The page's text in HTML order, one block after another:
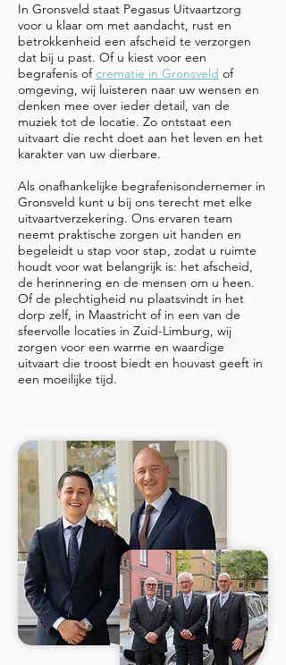
In Gronsveld staat Pegasus Uitvaartzorg
voor u klaar om met aandacht, rust en
betrokkenheid een afscheid te verzorgen
dat bij u past. Of u kiest voor een
begrafenis of crematie in Gronsveld of
omgeving, wij luisteren naar uw wensen en
denken mee over ieder detail, van de
muziek tot de locatie. Zo ontstaat een
uitvaart die recht doet aan het leven en het
karakter van uw dierbare.
Als onafhankelijke begrafenisondernemer in
Gronsveld kunt u bij ons terecht met elke
uitvaartverzekering. Ons ervaren team
neemt praktische zorgen uit handen en
begeleidt u stap voor stap, zodat u ruimte
houdt voor wat belangrijk is: het afscheid,
de herinnering en de mensen om u heen.
Of de plechtigheid nu plaatsvindt in het
dorp zelf, in Maastricht of in een van de
sfeervolle locaties in Zuid-Limburg, wij
zorgen voor een warme en waardige
uitvaart die troost biedt en houvast geeft in
een moeilijke tijd.